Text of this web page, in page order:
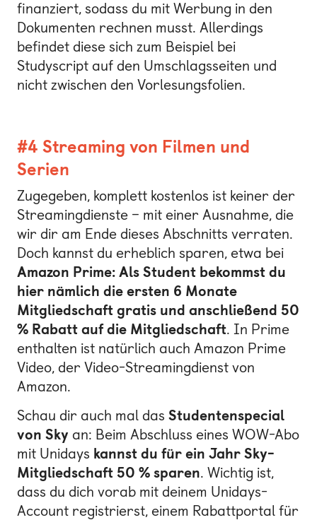
finanziert, sodass du mit Werbung in den
Dokumenten rechnen musst. Allerdings
befindet diese sich zum Beispiel bei
Studyscript auf den Umschlagsseiten und
nicht zwischen den Vorlesungsfolien.
#4 Streaming von Filmen und
Serien
Zugegeben, komplett kostenlos ist keiner der
Streamingdienste – mit einer Ausnahme, die
wir dir am Ende dieses Abschnitts verraten.
Doch kannst du erheblich sparen, etwa bei
Amazon Prime: Als Student bekommst du
hier nämlich die ersten 6 Monate
Mitgliedschaft gratis und anschließend 50
% Rabatt auf die Mitgliedschaft. In Prime
enthalten ist natürlich auch Amazon Prime
Video, der Video-Streamingdienst von
Amazon.
Schau dir auch mal das Studentenspecial
von Sky an: Beim Abschluss eines WOW-Abo
mit Unidays kannst du für ein Jahr Sky-
Mitgliedschaft 50 % sparen. Wichtig ist,
dass du dich vorab mit deinem Unidays-
Account registrierst, einem Rabattportal für